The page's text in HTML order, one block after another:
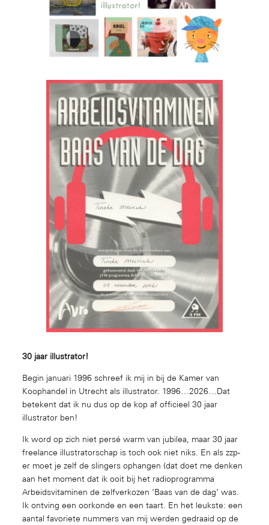
30 jaar illustrator!
Begin januari 1996 schreef ik mij in bij de Kamer van
Koophandel in Utrecht als illustrator. 1996…2026…Dat
betekent dat ik nu dus op de kop af officieel 30 jaar
illustrator ben!
Ik word op zich niet persé warm van jubilea, maar 30 jaar
freelance illustratorschap is toch ook niet niks. En als zzp-
er moet je zelf de slingers ophangen (dat doet me denken
aan het moment dat ik ooit bij het radioprogramma
Arbeidsvitaminen de zelfverkozen ‘Baas van de dag’ was.
Ik ontving een oorkonde en een taart. En het leukste: een
aantal favoriete nummers van mij werden gedraaid op de